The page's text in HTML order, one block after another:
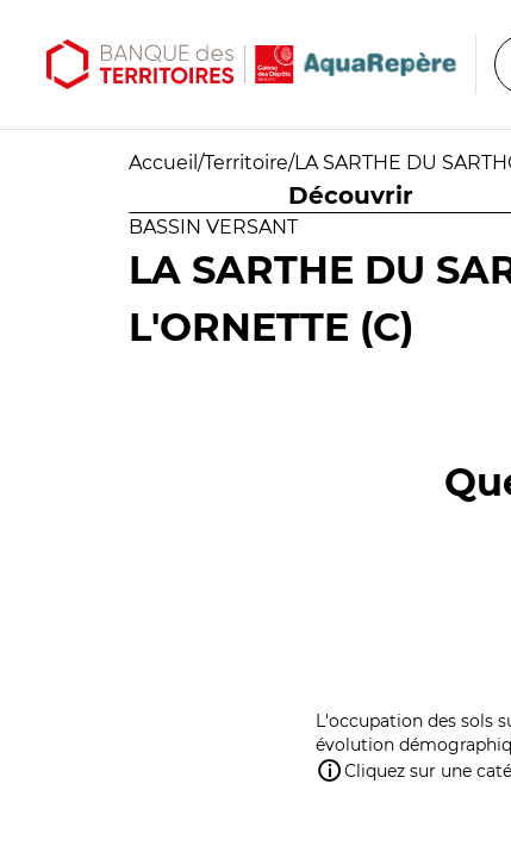
Accueil /Territoire/LA SARTHE DU
Découvrir
BASSIN VERSANT
LA SARTHE DU
L'ORNETTE (C)
L'occupation des sols
évolution
Cliquez sur une